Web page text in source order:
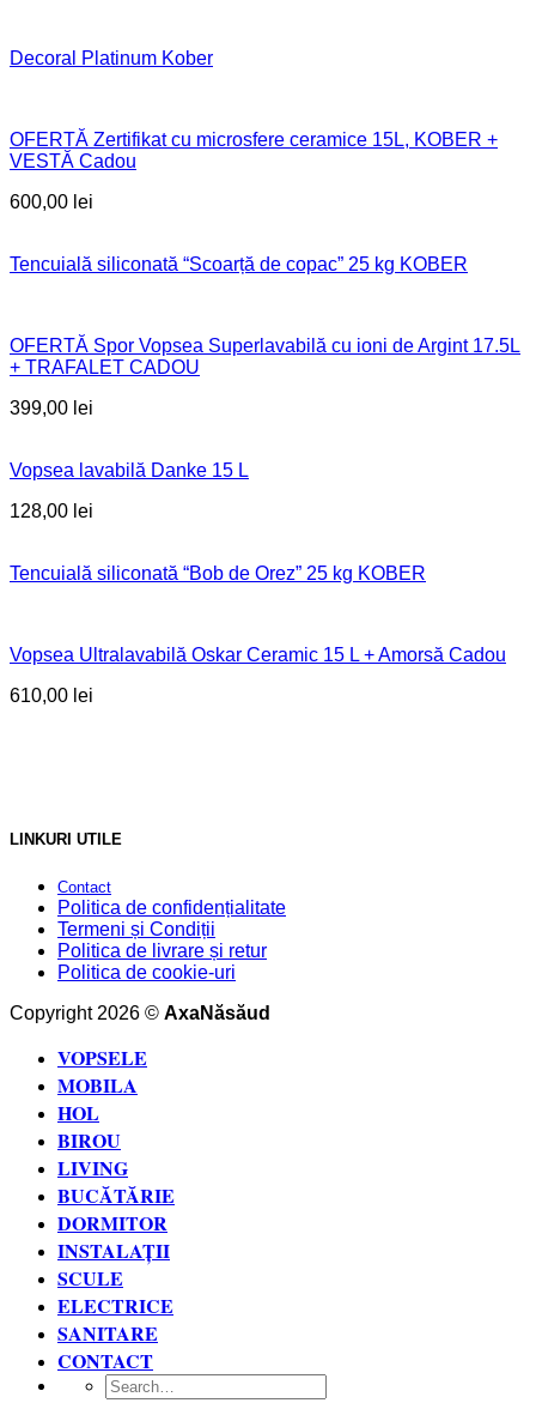
Decoral Platinum Kober
OFERTĂ Zertifikat cu microsfere ceramice 15L, KOBER +
VESTĂ Cadou
600,00 lei
Tencuială siliconată “Scoarță de copac” 25 kg KOBER
OFERTĂ Spor Vopsea Superlavabilă cu ioni de Argint 17.5L
+ TRAFALET CADOU
399,00 lei
Vopsea lavabilă Danke 15 L
128,00 lei
Tencuială siliconată “Bob de Orez” 25 kg KOBER
Vopsea Ultralavabilă Oskar Ceramic 15 L + Amorsă Cadou
610,00 lei
LINKURI UTILE
Contact
Politica de confidențialitate
Termeni și Condiții
Politica de livrare și retur
Politica de cookie-uri
Copyright 2026 © AxaNăsăud
VOPSELE
MOBILA
HOL
BIROU
LIVING
BUCĂTĂRIE
DORMITOR
INSTALAȚII
SCULE
ELECTRICE
SANITARE
CONTACT
Search